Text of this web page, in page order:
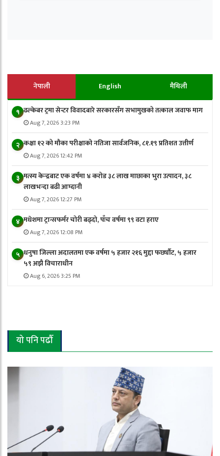
नेपाली English मैथिली
१ ढल्केबर ट्रमा सेन्टर विवादबारे सरकारसँग सभामुखको तत्काल जवाफ माग
Aug 7, 2026 3:23 PM
२ कक्षा १२ को मौका परीक्षाको नतिजा सार्वजनिक, ८१.१९ प्रतिशत उत्तीर्ण
Aug 7, 2026 12:42 PM
३ मत्स्य केन्द्रबाट एक वर्षमा ४ करोड ३८ लाख माछाका भुरा उत्पादन, ३८
लाखभन्दा बढी आम्दानी
Aug 7, 2026 12:27 PM
४ मधेशमा ट्रान्सफर्मर चोरी बढ्दो, पाँच वर्षमा ९९ वटा हराए
Aug 7, 2026 12:08 PM
५ धनुषा जिल्ला अदालतमा एक वर्षमा ५ हजार २१६ मुद्दा फर्छ्यौट, ५ हजार
५९ अझै विचाराधीन
Aug 6, 2026 3:25 PM
यो पनि पढौँ